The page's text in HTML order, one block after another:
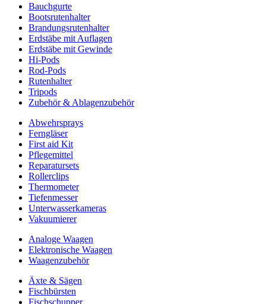
Bauchgurte
Bootsrutenhalter
Brandungsrutenhalter
Erdstäbe mit Auflagen
Erdstäbe mit Gewinde
Hi-Pods
Rod-Pods
Rutenhalter
Tripods
Zubehör & Ablagenzubehör
Abwehrsprays
Ferngläser
First aid Kit
Pflegemittel
Reparatursets
Rollerclips
Thermometer
Tiefenmesser
Unterwasserkameras
Vakuumierer
Analoge Waagen
Elektronische Waagen
Waagenzubehör
Äxte & Sägen
Fischbürsten
Fischschupper